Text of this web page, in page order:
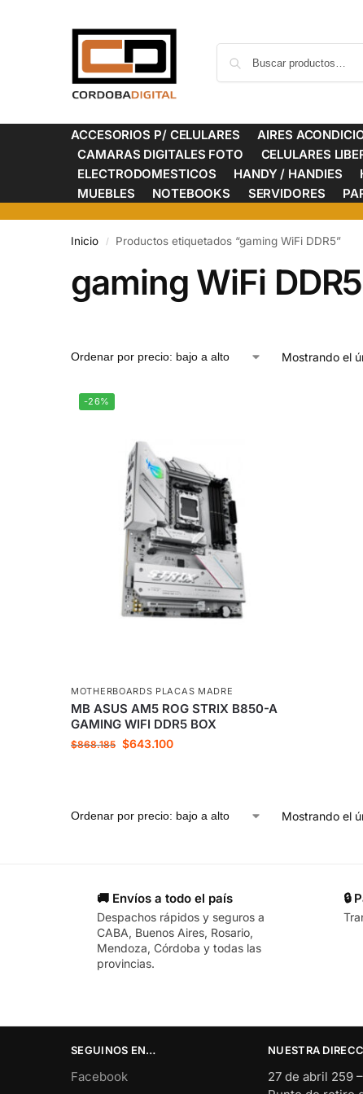
ACCESORIOS P/ CELULARES AIRES
CAMARAS DIGITALES FOTO
CELULARES
ELECTRODOMESTICOS
HANDY / HANDIES
MUEBLES
NOTEBOOKS SERVIDORES
Inicio / Productos etiquetados “gaming WiFi DDR5”
gaming WiFi DDR5
Mostrando el
-26%
MOTHERBOARDS PLACAS MADRE
MB ASUS AM5 ROG STRIX B850-A
GAMING WIFI DDR5 BOX
$868.185 $643.100
Mostrando el
🚚 Envíos a todo el país
Despachos rápidos y seguros a
CABA, Buenos Aires, Rosario,
Mendoza, Córdoba y todas las
provincias.
🔒
SEGUINOS EN…
Facebook
NUESTRA
27 de abril 259